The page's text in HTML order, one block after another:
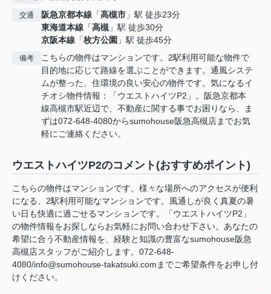
交通 阪急京都本線 「高槻市 」駅 徒歩23分
東海道本線 「高槻 」駅 徒歩30分
京阪本線 「枚方公園 」駅 徒歩45分
備考
こちらの物件はマンションです。2駅利用可能な物件で
目的地に応じて路線を選ぶことができます。通風システ
ムが整った、住環境の良い安心の物件です。気になるイ
チオシ物件情報：「ウエストハイツP2」。阪急京都本
線高槻市駅近辺で、不動産に関する事でお困りなら、ま
ずは072-648-4080からsumohouse阪急高槻店までお気
軽にご連絡ください。
ウエストハイツP2のコメント(おすすめポイント)
こちらの物件はマンションです。様々な場所へのアクセスが便利
になる、2駅利用可能なマンションです。風通しが良く真夏の暑
い日も快適に過ごせるマンションです。「ウエストハイツP2」
の物件情報をお探しならお気軽にお問い合わせ下さい。あなたの
希望に合う不動産情報を、経験と知識の豊富なsumohouse阪急
高槻店スタッフがご紹介します。072-648-
4080/info@sumohouse-takatsuki.comまでご希望条件をお申し付
けください。